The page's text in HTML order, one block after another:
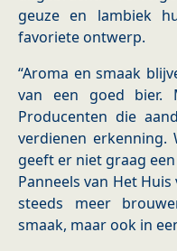
geuze en lambiek
favoriete ontwerp.
“Aroma en smaak
van een goed
Producenten die
verdienen erkenning.
geeft er niet graag een
Panneels van Het
steeds meer
smaak, maar ook in